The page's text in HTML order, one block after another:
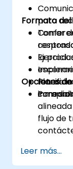
para
Tomar
la
Formato del
Opciones
Para
flujo de
Leer más...